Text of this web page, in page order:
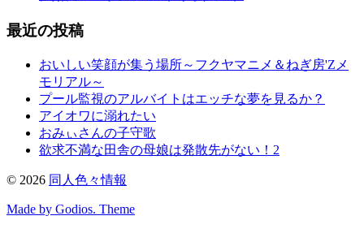
最近の投稿
おいしい笑顔が集う場所～フクヤマニメ＆ねぎ房'Zメ
モリアル～
プール監視のアルバイトはエッチな夢を見るか？
アイオワに溺れたい
おみぃさんの子守歌
欲求不満な田舎の母娘は発散先がない！2
© 2026 同人色々情報
Made by Godios. Theme